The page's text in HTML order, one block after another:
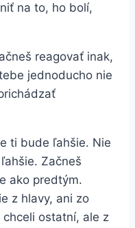
na to, ho bolí,
reagovať inak,
jednoducho nie
ti bude ľahšie. Nie
Začneš
ako predtým.
z hlavy, ani zo
ostatní, ale z